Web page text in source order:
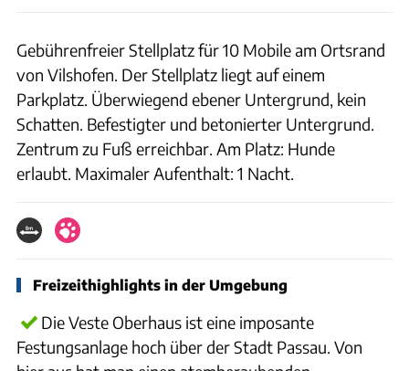
Gebührenfreier Stellplatz für 10 Mobile am Ortsrand
von Vilshofen. Der Stellplatz liegt auf einem
Parkplatz. Überwiegend ebener Untergrund, kein
Schatten. Befestigter und betonierter Untergrund.
Zentrum zu Fuß erreichbar. Am Platz: Hunde
erlaubt. Maximaler Aufenthalt: 1 Nacht.
Freizeithighlights in der Umgebung
Die Veste Oberhaus ist eine imposante
Festungsanlage hoch über der Stadt Passau. Von